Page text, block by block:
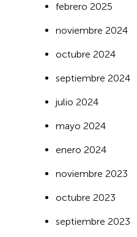
febrero 2025
noviembre 2024
octubre 2024
septiembre 2024
julio 2024
mayo 2024
enero 2024
noviembre 2023
octubre 2023
septiembre 2023